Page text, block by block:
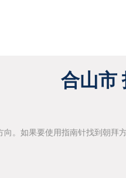
合山市
。如果要使用指南针找到朝